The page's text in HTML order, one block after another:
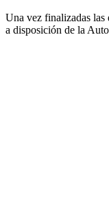
Una vez finalizadas las
a disposición de la